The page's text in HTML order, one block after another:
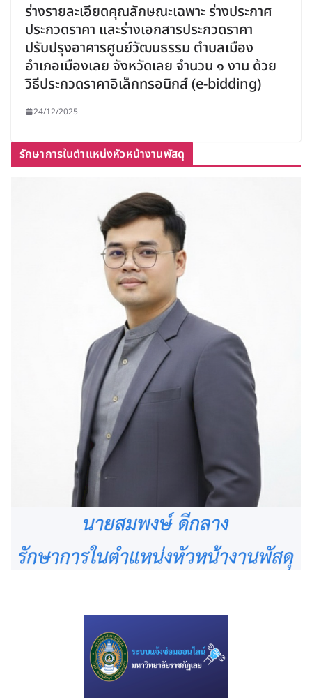
ร่างรายละเอียดคุณลักษณะเฉพาะ ร่างประกาศ
ประกวดราคา และร่างเอกสารประกวดราคา
ปรับปรุงอาคารศูนย์วัฒนธรรม ตำบลเมือง
อำเภอเมืองเลย จังหวัดเลย จำนวน ๑ งาน ด้วย
วิธีประกวดราคาอิเล็กทรอนิกส์ (e-bidding)
24/12/2025
รักษาการในตำแหน่งหัวหน้างานพัสดุ